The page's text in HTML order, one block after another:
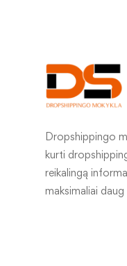
Dropshippingo
kurti
reikalingą
maksimaliai daug